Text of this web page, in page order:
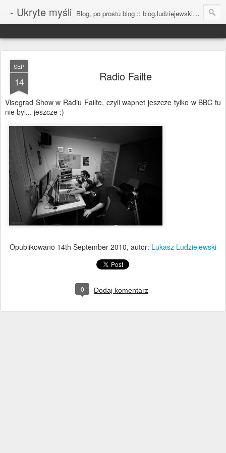
- Ukryte myśli Blog, po prostu blog :: blog.ludziejewski.com
SEP
14 Radio Failte
Visegrad Show w Radiu Failte, czyli wapnet jeszcze tylko w BBC tu
nie byl... jeszcze :)
Opublikowano 14th September 2010, autor: Lukasz Ludziejewski
0 Dodaj komentarz